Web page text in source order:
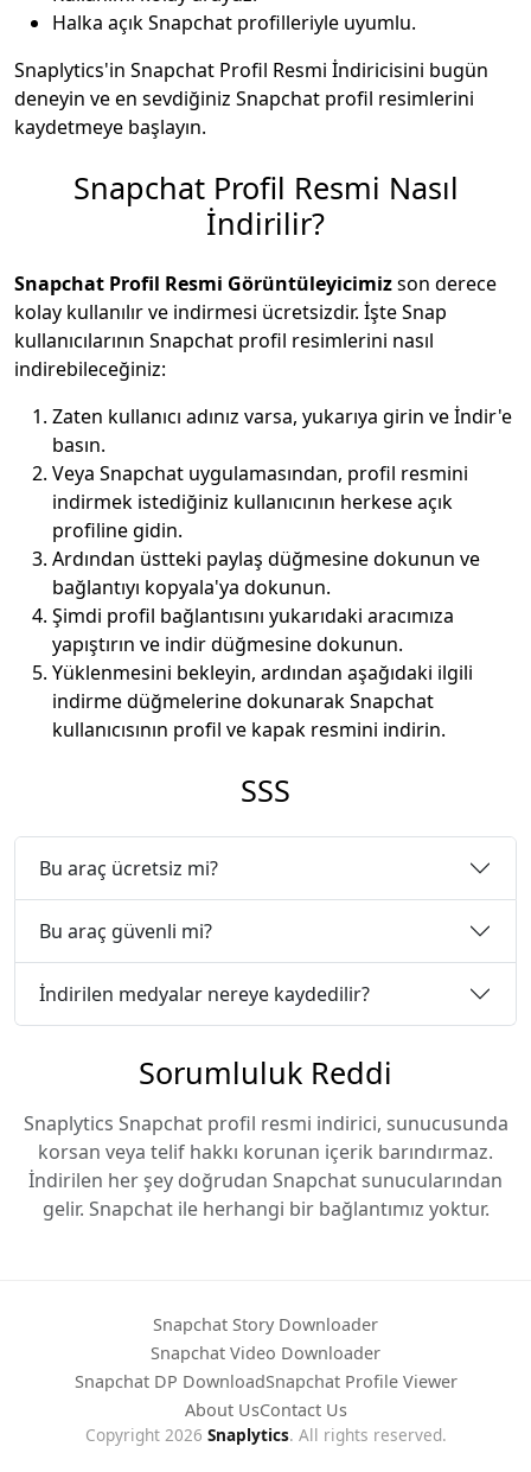
Halka açık Snapchat profilleriyle uyumlu.
Snaplytics'in Snapchat Profil Resmi İndiricisini bugün
deneyin ve en sevdiğiniz Snapchat profil resimlerini
kaydetmeye başlayın.
Snapchat Profil Resmi Nasıl
İndirilir?
Snapchat Profil Resmi Görüntüleyicimizson derece
kolay kullanılır ve indirmesi ücretsizdir. İşte Snap
kullanıcılarının Snapchat profil resimlerini nasıl
indirebileceğiniz:
Zaten kullanıcı adınız varsa, yukarıya girin ve İndir'e
basın.
Veya Snapchat uygulamasından, profil resmini
indirmek istediğiniz kullanıcının herkese açık
profiline gidin.
Ardından üstteki paylaş düğmesine dokunun ve
bağlantıyı kopyala'ya dokunun.
Şimdi profil bağlantısını yukarıdaki aracımıza
yapıştırın ve indir düğmesine dokunun.
Yüklenmesini bekleyin, ardından aşağıdaki ilgili
indirme düğmelerine dokunarak Snapchat
kullanıcısının profil ve kapak resmini indirin.
SSS
Bu araç ücretsiz mi?
Bu araç güvenli mi?
İndirilen medyalar nereye kaydedilir?
Sorumluluk Reddi
Snaplytics Snapchat profil resmi indirici, sunucusunda
korsan veya telif hakkı korunan içerik barındırmaz.
İndirilen her şey doğrudan Snapchat sunucularından
gelir. Snapchat ile herhangi bir bağlantımız yoktur.
Copyright 2026 Snaplytics. All rights reserved.
Snapchat Story Downloader
Snapchat Video Downloader
Snapchat DP DownloadSnapchat Profile Viewer
About UsContact Us